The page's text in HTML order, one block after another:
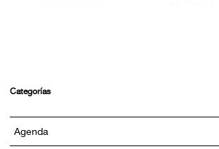
Categorías
Agenda